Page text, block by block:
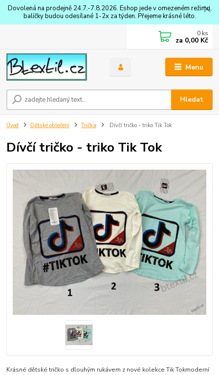
Dovolená na prodejně 24.7.-7.8.2026. Eshop jede v omezeném režimu,
balíčky budou odesílané 1-2x za týden. Přejeme krásné léto.
Menu
Hledat
0 ks
za 0,00 Kč
Úvod Dětské oblečení Trička Dívčí tričko - triko Tik Tok
Dívčí tričko - triko Tik Tok
Krásné dětské tričko s dlouhým rukávem z nové kolekce Tik Tokmoderní